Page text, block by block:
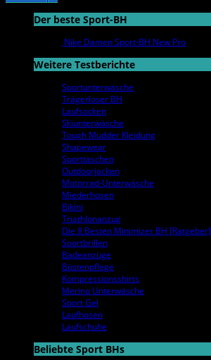
Der beste Sport-BH
Nike Damen Sport-BH New Pro
Weitere Testberichte
Sportunterwäsche
Trägerloser BH
Laufsocken
Skiunterwäsche
Tough Mudder Kleidung
Shapewear
Sporttaschen
Outdoorjacken
Motorrad-Unterwäsche
Miederhosen
Bikini
Triathlonanzug
Die 8 Besten Minimizer BH [Ratgeber]
Sportbrillen
Badeanzüge
Büstenpflege
Kompressionsshirts
Merino Unterwäsche
Sport Gel
Laufhosen
Laufschuhe
Beliebte Sport BHs